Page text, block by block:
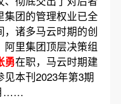
集团的管理权业已全
，诸多马云时期的创
里集团顶层决策组
勇在职，马云时期建
本刊2023年第3期
……